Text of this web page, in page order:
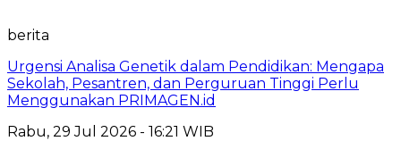
berita
Urgensi Analisa Genetik dalam Pendidikan: Mengapa
Sekolah, Pesantren, dan Perguruan Tinggi Perlu
Menggunakan PRIMAGEN.id
Rabu, 29 Jul 2026 - 16:21 WIB